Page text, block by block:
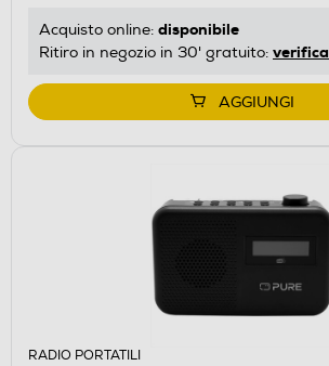
Acquisto online: disponibile
Ritiro in negozio in 30' gratuito: verifica
AGGIUNGI
RADIO PORTATILI